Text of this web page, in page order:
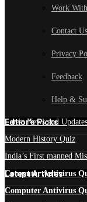
Work
Contact Us
Privacy
Feedback
Help &
Edtior's Picks
Latest News and
Modern History Quiz
India’s First manned
Latest Articles
Computer Antivirus
Computer Antivirus